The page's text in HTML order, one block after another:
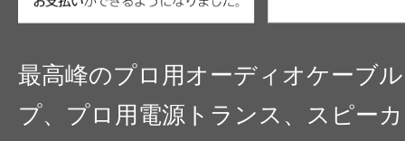
最高峰のプロ用オーディオケーブ
プ、プロ用電源トランス、スピー